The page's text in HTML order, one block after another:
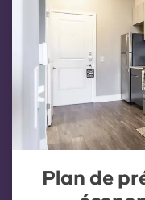
Plan de